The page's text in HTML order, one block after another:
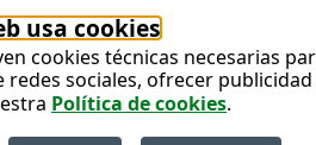
usa cookies
cookies técnicas necesarias
sociales, ofrecer
Política de cookies.